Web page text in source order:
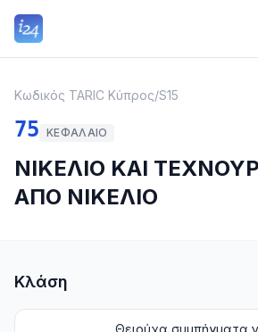
Κωδικός TARIC Κύπρος/S15
75 ΚΕΦΆΛΑΙΟ
ΝΙΚΕΛΙΟ ΚΑΙ
ΑΠΟ ΝΙΚΕΛΙΟ
Κλάση